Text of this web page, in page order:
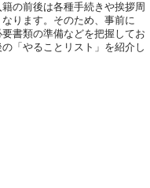
の前後は各種手続きや挨拶周
ります。そのため、事前に
書類の準備などを把握してお
「やることリスト」を紹介し